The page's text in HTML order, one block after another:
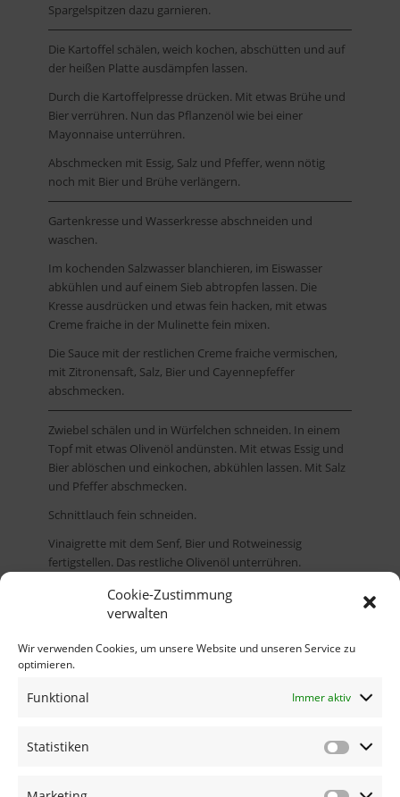
Cookie-Zustimmung
verwalten
Wir verwenden Cookies, um unsere Website und unseren Service zu
optimieren.
Funktional Immer aktiv
Statistiken
Spargelspitzen dazu garnieren.
Die Kartoffel schälen, weich kochen, abschütten und auf
der heißen Platte ausdämpfen lassen.
Durch die Kartoffelpresse drücken. Mit etwas Brühe und
Bier verrühren. Nun das Pflanzenöl wie bei einer
Mayonnaise unterrühren.
Abschmecken mit Essig, Salz und Pfeffer, wenn nötig
noch mit Bier und Brühe verlängern.
Gartenkresse und Wasserkresse abschneiden und
waschen.
Im kochenden Salzwasser blanchieren, im Eiswasser
abkühlen und auf einem Sieb abtropfen lassen. Die
Kresse ausdrücken und etwas fein hacken, mit etwas
Creme fraiche in der Mulinette fein mixen.
Die Sauce mit der restlichen Creme fraiche vermischen,
mit Zitronensaft, Salz, Bier und Cayennepfeffer
abschmecken.
Zwiebel schälen und in Würfelchen schneiden. In einem
Topf mit etwas Olivenöl andünsten. Mit etwas Essig und
Bier ablöschen und einkochen, abkühlen lassen. Mit Salz
und Pfeffer abschmecken.
Schnittlauch fein schneiden.
Vinaigrette mit dem Senf, Bier und Rotweinessig
fertigstellen. Das restliche Olivenöl unterrühren.
Vorspeisen